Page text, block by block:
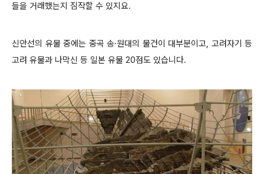
들을 거래했는지 짐작할 수 있지요.
신안선의 유물 중에는 중곡 송·원대의 물건이 대부분이고, 고려자기 등
고려 유물과 나막신 등 일본 유물 20점도 있습니다.